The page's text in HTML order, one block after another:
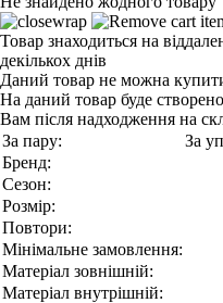
Товар знаходиться на
декількох днів
Даний товар не можна
На даний товар буде
Вам після надходження на
За пару:
За
Бренд:
Сезон:
Розмір:
Повтори:
Мінімальне замовлення:
Матеріал зовнішній:
Матеріал внутрішній: